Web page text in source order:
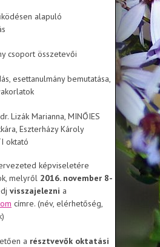
alapuló
összetevői
esettanulmány bemutatása,
Lizák Marianna, MINŐIES
Eszterházy Károly
oktató
képviseletére
melyről 2016. november 8-
visszajelezni a
címre. (név, elérhetőség,
a résztvevők oktatási